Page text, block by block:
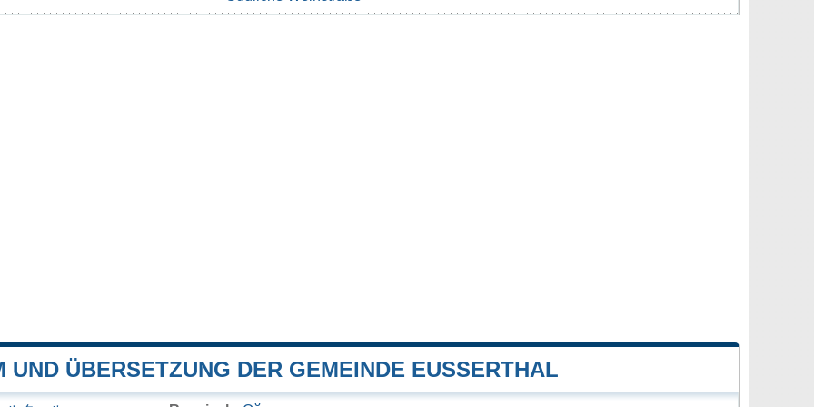
UND ÜBERSETZUNG DER GEMEINDE EUSSERTHAL